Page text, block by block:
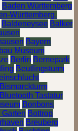
Baden Württemberg
Württemberg.
Baldeneysee Balker
Bayern
Museum
Berlin Bernepark
Beutlingsturm
Bismarckturm
Bluetooth Tastatur
Bonbons
Bottrop
Breuberg